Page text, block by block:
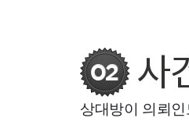
상대방이 의뢰